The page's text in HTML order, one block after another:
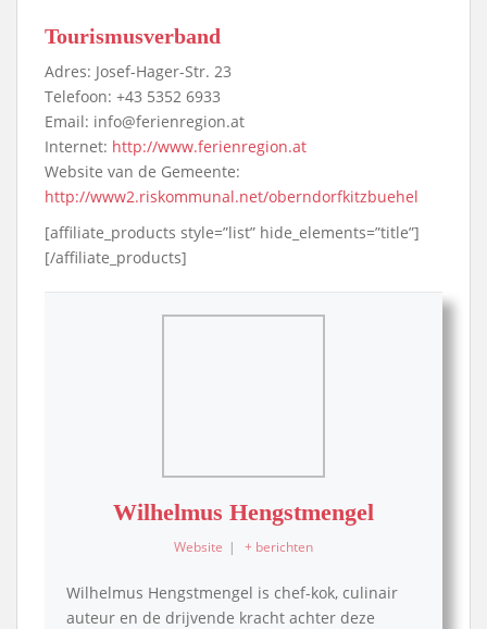
Tourismusverband
Adres: Josef-Hager-Str. 23
Telefoon: +43 5352 6933
Email: info@ferienregion.at
Internet: http://www.ferienregion.at
Website van de Gemeente:
http://www2.riskommunal.net/oberndorfkitzbuehel
[affiliate_products style=”list” hide_elements=”title”]
[/affiliate_products]
Wilhelmus Hengstmengel
Website | + berichten
Wilhelmus Hengstmengel is chef-kok, culinair
auteur en de drijvende kracht achter deze